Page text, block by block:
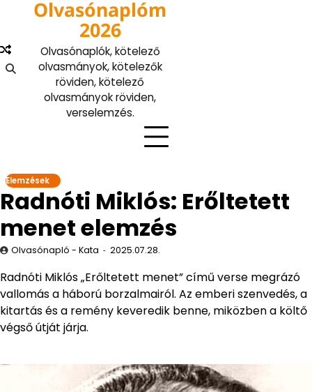
content
Olvasónaplóm
2026
Olvasónaplók, kötelező
olvasmányok, kötelezők
röviden, kötelező
olvasmányok röviden,
verselemzés.
Elemzések
Radnóti Miklós: Erőltetett
menet elemzés
Olvasónapló - Kata 2025.07.28.
Radnóti Miklós „Erőltetett menet” című verse megrázó
vallomás a háború borzalmairól. Az emberi szenvedés, a
kitartás és a remény keveredik benne, miközben a költő
végső útját járja.